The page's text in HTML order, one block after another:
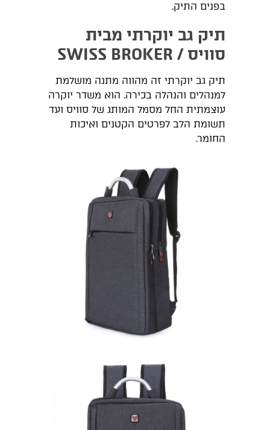
בפנים התיק.
תיק גב יוקרתי מבית
סוויס / SWISS BROKER
תיק גב יוקרתי זה מהווה מתנה מושלמת
למנהלים והנהלה בכירה. הוא משדר יוקרה
עוצמתית החל מסמל המותג של סוויס ועד
תשומת הלב לפרטים הקטנים ואיכות
החומר.